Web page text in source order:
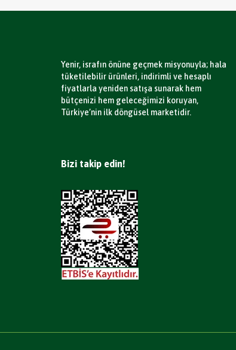
Yenir, israfın önüne geçmek misyonuyla; hala
tüketilebilir ürünleri, indirimli ve hesaplı
fiyatlarla yeniden satışa sunarak hem
bütçenizi hem geleceğimizi koruyan,
Türkiye’nin ilk döngüsel marketidir.
Bizi takip edin!